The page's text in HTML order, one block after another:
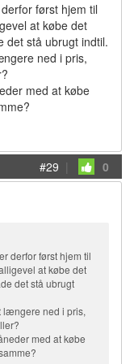
først hjem til
at købe det
det stå ubrugt indtil.
ned i pris,
med at købe
#29 | 0
derfor først hjem til
at købe det
det stå ubrugt
længere ned i pris,
med at købe